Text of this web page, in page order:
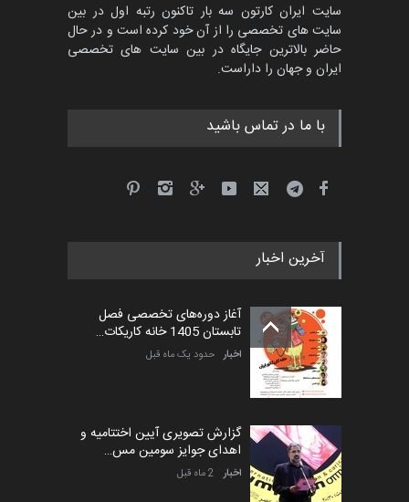
پنجمین مسابقۀ بین‌المللی
کارتون طنز «کلاه‌ای…
مهلت
سایت ایران کارتون سه بار تاکنون رتبه اول در بین
سایت های تخصصی را از آن خود کرده است و در حال
حاضر بالاترین جایگاه در بین سایت های تخصصی
ایران و جهان را داراست.
با ما در تماس باشید
آخرین اخبار
آغاز دوره‌های تخصصی فصل
تابستان 1405 خانه کاریکات…
اخبار حدود یک ماه قبل
گزارش تصویری آیین اختتامیه و
اهدای جوایز سومین مس…
اخبار 2 ماه قبل